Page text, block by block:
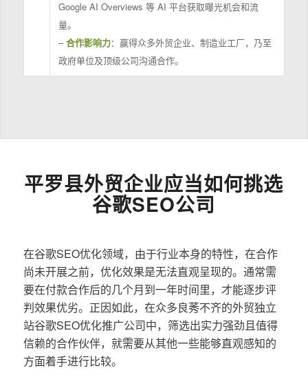
Google AI Overviews 等 AI 平台获取曝光机会和流
量。
–合作影响力：赢得众多外贸企业、制造业工厂，乃至
政府单位及顶级公司沟通合作。
平罗县外贸企业应当如何挑选
谷歌SEO公司
在谷歌SEO优化领域，由于行业本身的特性，在合作
尚未开展之前，优化效果是无法直观呈现的。通常需
要在付款合作后的几个月到一年时间里，才能逐步评
判效果优劣。正因如此，在众多良莠不齐的外贸独立
站谷歌SEO优化推广公司中，筛选出实力强劲且值得
信赖的合作伙伴，就需要从其他一些能够直观感知的
方面着手进行比较。